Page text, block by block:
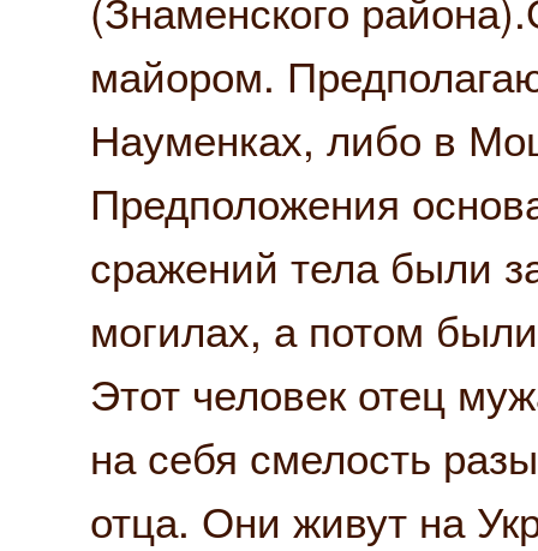
майором.
Науменках, либо в
Предположения
сражений тела были
могилах, а потом
Этот человек отец
на себя смелость
отца. Они живут на